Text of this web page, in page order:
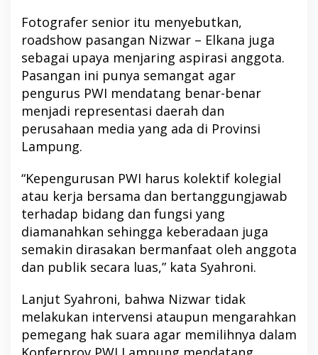
Fotografer senior itu menyebutkan,
roadshow pasangan Nizwar – Elkana juga
sebagai upaya menjaring aspirasi anggota.
Pasangan ini punya semangat agar
pengurus PWI mendatang benar-benar
menjadi representasi daerah dan
perusahaan media yang ada di Provinsi
Lampung.
“Kepengurusan PWI harus kolektif kolegial
atau kerja bersama dan bertanggungjawab
terhadap bidang dan fungsi yang
diamanahkan sehingga keberadaan juga
semakin dirasakan bermanfaat oleh anggota
dan publik secara luas,” kata Syahroni.
Lanjut Syahroni, bahwa Nizwar tidak
melakukan intervensi ataupun mengarahkan
pemegang hak suara agar memilihnya dalam